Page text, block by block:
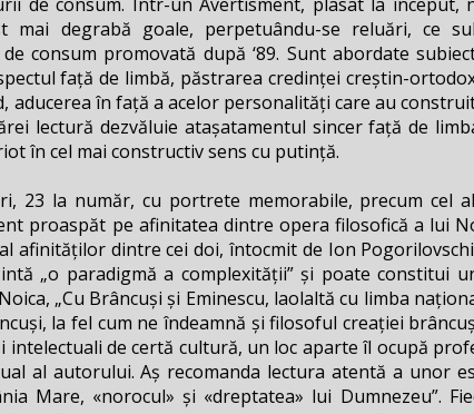
mai degrabă goale, perpetuându-se reluări, ce
consum promovată după ‘89. Sunt abordate
față de limbă, păstrarea credinței creștin-
aducerea în față a acelor personalități care au
lectură dezvăluie atașatamentul sincer față de
în cel mai constructiv sens cu putință.
23 la număr, cu portrete memorabile, precum cel
proaspăt pe afinitatea dintre opera filosofică a lui
afinităților dintre cei doi, întocmit de Ion
„o paradigmă a complexității” și poate constitui
„Cu Brâncuși și Eminescu, laolaltă cu limba
la fel cum ne îndeamnă și filosoful creației
intelectuali de certă cultură, un loc aparte îl ocupă
al autorului. Aș recomanda lectura atentă a unor
Mare, «norocul» și «dreptatea» lui Dumnezeu”.